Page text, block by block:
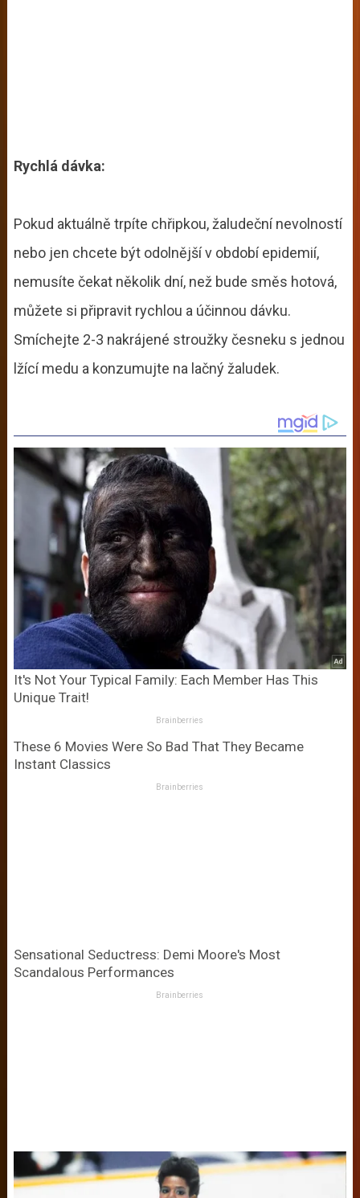
Rychlá dávka:
Pokud aktuálně trpíte chřipkou, žaludeční nevolností
nebo jen chcete být odolnější v období epidemií,
nemusíte čekat několik dní, než bude směs hotová,
můžete si připravit rychlou a účinnou dávku.
Smíchejte 2-3 nakrájené stroužky česneku s jednou
lžící medu a konzumujte na lačný žaludek.
It's Not Your Typical Family: Each Member Has This
Unique Trait!
Brainberries
These 6 Movies Were So Bad That They Became
Instant Classics
Brainberries
Sensational Seductress: Demi Moore's Most
Scandalous Performances
Brainberries